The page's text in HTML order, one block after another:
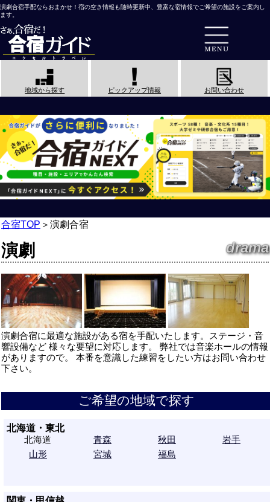
演劇合宿手配ならおまかせ！宿の空き情報も随時更新中、豊富な宿情報でご希望の施設をご案内し
ます。
地域から探す ピックアップ情報 お問い合わせ
合宿TOP ＞ 演劇合宿
演劇 drama
演劇合宿に最適な施設がある宿を手配いたします。ステージ・音
響設備など 様々な要望に対応します。 弊社では音楽ホールの情報
がありますので。 本番を意識した練習をしたい方はお問い合わせ
下さい。
ご希望の地域で探す
北海道・東北
北海道
青森 秋田
岩手
山形
宮城 福島